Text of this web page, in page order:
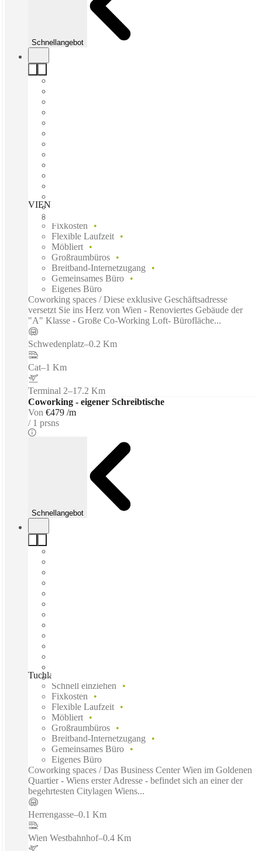
Schnellangebot
VIENNA, Fleischmarkt, Vienna, 1010
Fixkosten
Flexible Laufzeit
Möbliert
Großraumbüros
Breitband-Internetzugang
Gemeinsames Büro
Eigenes Büro
Coworking spaces / Diese exklusive Geschäftsadresse
versetzt Sie ins Herz von Wien - Renoviertes Gebäude der
"A" Klasse - Große Co-Working Loft- Bürofläche...
Schwedenplatz–0.2 Km
Cat–1 Km
Terminal 2–17.2 Km
Coworking - eigener Schreibtische
Von €479 /m
1 prsns
Schnellangebot
Tuchlauben, Vienna, 1010
Schnell einziehen
Fixkosten
Flexible Laufzeit
Möbliert
Großraumbüros
Breitband-Internetzugang
Gemeinsames Büro
Eigenes Büro
Coworking spaces / Das Business Center Wien im Goldenen
Quartier - Wiens erster Adresse - befindet sich an einer der
begehrtesten Citylagen Wiens...
Herrengasse–0.1 Km
Wien Westbahnhof–0.4 Km